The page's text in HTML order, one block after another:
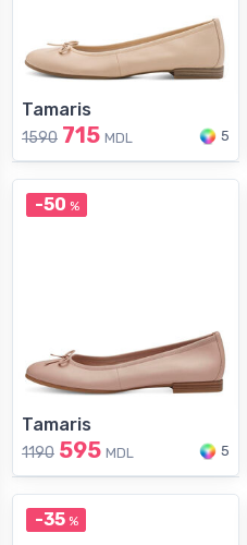
Tamaris
1590 715 MDL 5
-50 %
Tamaris
1190 595 MDL 5
-35%